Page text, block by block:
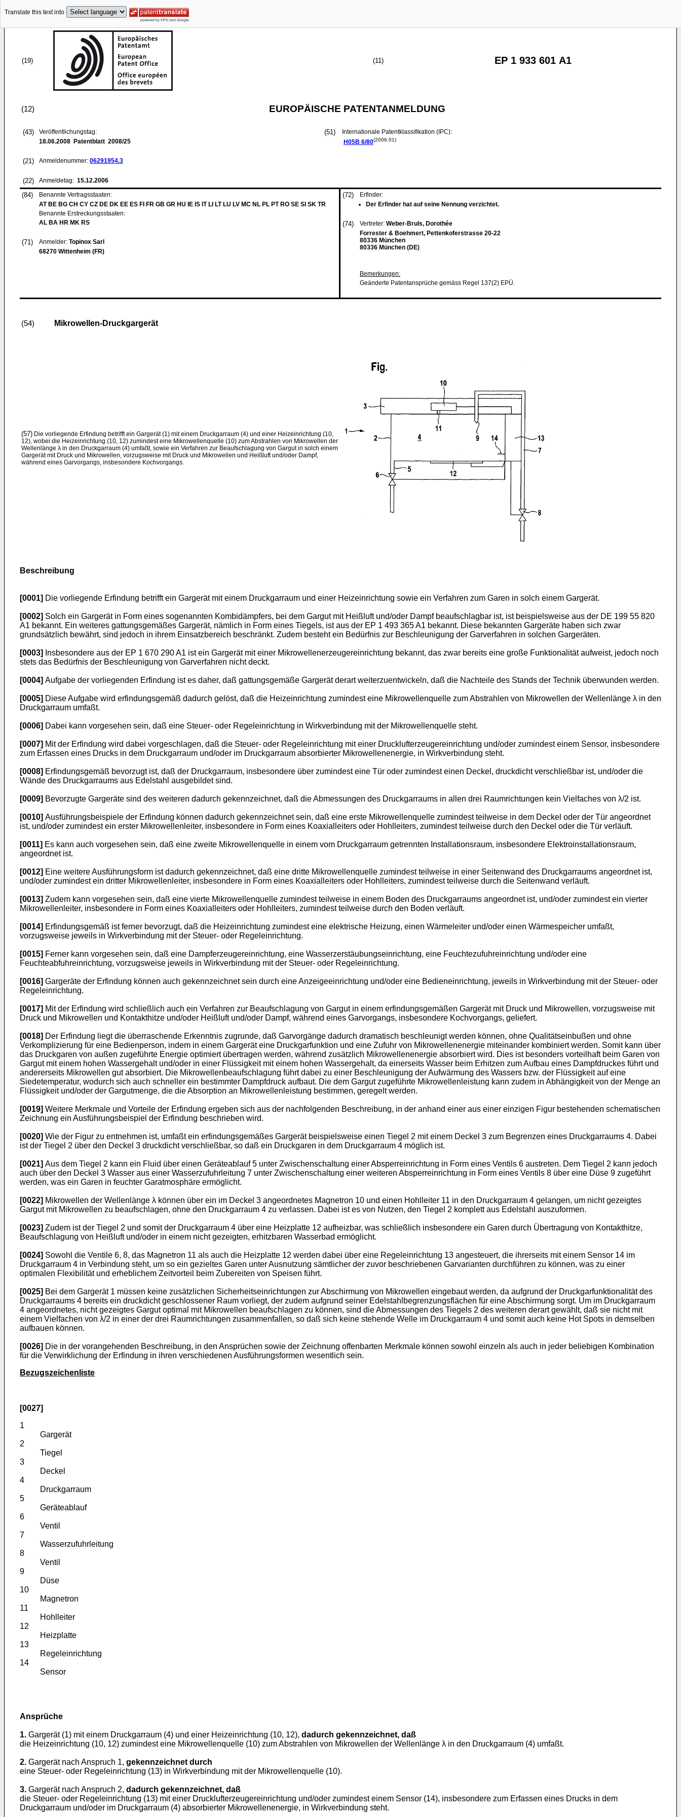
Translate this text into
(19) (11) EP 1 933 601 A1
(12) EUROPÄISCHE PATENTANMELDUNG
(43)
Veröffentlichungstag:
18.06.2008 Patentblatt 2008/25
(21) Anmeldenummer: 06291954.3
(22) Anmeldetag: 15.12.2006
(51)
Internationale Patentklassifikation (IPC):
H05B 6/80(2006.01)
(84)
Benannte Vertragsstaaten:
AT BE BG CH CY CZ DE DK EE ES FI FR GB GR HU IE IS IT LI LT LU LV MC NL PL PT RO SE SI SK TR
Benannte Erstreckungsstaaten:
AL BA HR MK RS
(71) Anmelder: Topinox Sarl
68270 Wittenheim (FR)
(72)
Erfinder:
Der Erfinder hat auf seine Nennung verzichtet.
(74) Vertreter: Weber-Bruls, Dorothée
Forrester & Boehmert, Pettenkoferstrasse 20-22
80336 München
80336 München (DE)
Bemerkungen:
Geänderte Patentansprüche gemäss Regel 137(2) EPÜ.
(54) Mikrowellen-Druckgargerät
(57) Die vorliegende Erfindung betrifft ein Gargerät (1) mit einem Druckgarraum (4) und einer Heizeinrichtung (10,
12), wobei die Heizeinrichtung (10, 12) zumindest eine Mikrowellenquelle (10) zum Abstrahlen von Mikrowellen der
Wellenlänge λ in den Druckgarraum (4) umfaßt, sowie ein Verfahren zur Beaufschlagung von Gargut in solch einem
Gargerät mit Druck und Mikrowellen, vorzugsweise mit Druck und Mikrowellen und Heißluft und/oder Dampf,
während eines Garvorgangs, insbesondere Kochvorgangs.
Beschreibung
[0001] Die vorliegende Erfindung betrifft ein Gargerät mit einem Druckgarraum und einer Heizeinrichtung sowie ein Verfahren zum Garen in solch einem Gargerät.
[0002] Solch ein Gargerät in Form eines sogenannten Kombidämpfers, bei dem Gargut mit Heißluft und/oder Dampf beaufschlagbar ist, ist beispielsweise aus der DE 199 55 820
A1 bekannt. Ein weiteres gattungsgemäßes Gargerät, nämlich in Form eines Tiegels, ist aus der EP 1 493 365 A1 bekannt. Diese bekannten Gargeräte haben sich zwar
grundsätzlich bewährt, sind jedoch in ihrem Einsatzbereich beschränkt. Zudem besteht ein Bedürfnis zur Beschleunigung der Garverfahren in solchen Gargeräten.
[0003] Insbesondere aus der EP 1 670 290 A1 ist ein Gargerät mit einer Mikrowellenerzeugereinrichtung bekannt, das zwar bereits eine große Funktionalität aufweist, jedoch noch
stets das Bedürfnis der Beschleunigung von Garverfahren nicht deckt.
[0004] Aufgabe der vorliegenden Erfindung ist es daher, daß gattungsgemäße Gargerät derart weiterzuentwickeln, daß die Nachteile des Stands der Technik überwunden werden.
[0005] Diese Aufgabe wird erfindungsgemäß dadurch gelöst, daß die Heizeinrichtung zumindest eine Mikrowellenquelle zum Abstrahlen von Mikrowellen der Wellenlänge λ in den
Druckgarraum umfaßt.
[0006] Dabei kann vorgesehen sein, daß eine Steuer- oder Regeleinrichtung in Wirkverbindung mit der Mikrowellenquelle steht.
[0007] Mit der Erfindung wird dabei vorgeschlagen, daß die Steuer- oder Regeleinrichtung mit einer Drucklufterzeugereinrichtung und/oder zumindest einem Sensor, insbesondere
zum Erfassen eines Drucks in dem Druckgarraum und/oder im Druckgarraum absorbierter Mikrowellenenergie, in Wirkverbindung steht.
[0008] Erfindungsgemäß bevorzugt ist, daß der Druckgarraum, insbesondere über zumindest eine Tür oder zumindest einen Deckel, druckdicht verschließbar ist, und/oder die
Wände des Druckgarraums aus Edelstahl ausgebildet sind.
[0009] Bevorzugte Gargeräte sind des weiteren dadurch gekennzeichnet, daß die Abmessungen des Druckgarraums in allen drei Raumrichtungen kein Vielfaches von λ/2 ist.
[0010] Ausführungsbeispiele der Erfindung können dadurch gekennzeichnet sein, daß eine erste Mikrowellenquelle zumindest teilweise in dem Deckel oder der Tür angeordnet
ist, und/oder zumindest ein erster Mikrowellenleiter, insbesondere in Form eines Koaxialleiters oder Hohlleiters, zumindest teilweise durch den Deckel oder die Tür verläuft.
[0011] Es kann auch vorgesehen sein, daß eine zweite Mikrowellenquelle in einem vom Druckgarraum getrennten Installationsraum, insbesondere Elektroinstallationsraum,
angeordnet ist.
[0012] Eine weitere Ausführungsform ist dadurch gekennzeichnet, daß eine dritte Mikrowellenquelle zumindest teilweise in einer Seitenwand des Druckgarraums angeordnet ist,
und/oder zumindest ein dritter Mikrowellenleiter, insbesondere in Form eines Koaxialleiters oder Hohlleiters, zumindest teilweise durch die Seitenwand verläuft.
[0013] Zudem kann vorgesehen sein, daß eine vierte Mikrowellenquelle zumindest teilweise in einem Boden des Druckgarraums angeordnet ist, und/oder zumindest ein vierter
Mikrowellenleiter, insbesondere in Form eines Koaxialleiters oder Hohlleiters, zumindest teilweise durch den Boden verläuft.
[0014] Erfindungsgemäß ist ferner bevorzugt, daß die Heizeinrichtung zumindest eine elektrische Heizung, einen Wärmeleiter und/oder einen Wärmespeicher umfaßt,
vorzugsweise jeweils in Wirkverbindung mit der Steuer- oder Regeleinrichtung.
[0015] Ferner kann vorgesehen sein, daß eine Dampferzeugereinrichtung, eine Wasserzerstäubungseinrichtung, eine Feuchtezufuhreinrichtung und/oder eine
Feuchteabfuhreinrichtung, vorzugsweise jeweils in Wirkverbindung mit der Steuer- oder Regeleinrichtung.
[0016] Gargeräte der Erfindung können auch gekennzeichnet sein durch eine Anzeigeeinrichtung und/oder eine Bedieneinrichtung, jeweils in Wirkverbindung mit der Steuer- oder
Regeleinrichtung.
[0017] Mit der Erfindung wird schließlich auch ein Verfahren zur Beaufschlagung von Gargut in einem erfindungsgemäßen Gargerät mit Druck und Mikrowellen, vorzugsweise mit
Druck und Mikrowellen und Kontakthitze und/oder Heißluft und/oder Dampf, während eines Garvorgangs, insbesondere Kochvorgangs, geliefert.
[0018] Der Erfindung liegt die überraschende Erkenntnis zugrunde, daß Garvorgänge dadurch dramatisch beschleunigt werden können, ohne Qualitätseinbußen und ohne
Verkomplizierung für eine Bedienperson, indem in einem Gargerät eine Druckgarfunktion und eine Zufuhr von Mikrowellenenergie miteinander kombiniert werden. Somit kann über
das Druckgaren von außen zugeführte Energie optimiert übertragen werden, während zusätzlich Mikrowellenenergie absorbiert wird. Dies ist besonders vorteilhaft beim Garen von
Gargut mit einem hohen Wassergehalt und/oder in einer Flüssigkeit mit einem hohen Wassergehalt, da einerseits Wasser beim Erhitzen zum Aufbau eines Dampfdruckes führt und
andererseits Mikrowellen gut absorbiert. Die Mikrowellenbeaufschlagung führt dabei zu einer Beschleunigung der Aufwärmung des Wassers bzw. der Flüssigkeit auf eine
Siedetemperatur, wodurch sich auch schneller ein bestimmter Dampfdruck aufbaut. Die dem Gargut zugeführte Mikrowellenleistung kann zudem in Abhängigkeit von der Menge an
Flüssigkeit und/oder der Gargutmenge, die die Absorption an Mikrowellenleistung bestimmen, geregelt werden.
[0019] Weitere Merkmale und Vorteile der Erfindung ergeben sich aus der nachfolgenden Beschreibung, in der anhand einer aus einer einzigen Figur bestehenden schematischen
Zeichnung ein Ausführungsbeispiel der Erfindung beschrieben wird.
[0020] Wie der Figur zu entnehmen ist, umfaßt ein erfindungsgemäßes Gargerät beispielsweise einen Tiegel 2 mit einem Deckel 3 zum Begrenzen eines Druckgarraums 4. Dabei
ist der Tiegel 2 über den Deckel 3 druckdicht verschließbar, so daß ein Druckgaren in dem Druckgarraum 4 möglich ist.
[0021] Aus dem Tiegel 2 kann ein Fluid über einen Geräteablauf 5 unter Zwischenschaltung einer Absperreinrichtung in Form eines Ventils 6 austreten. Dem Tiegel 2 kann jedoch
auch über den Deckel 3 Wasser aus einer Wasserzufuhrleitung 7 unter Zwischenschaltung einer weiteren Absperreinrichtung in Form eines Ventils 8 über eine Düse 9 zugeführt
werden, was ein Garen in feuchter Garatmosphäre ermöglicht.
[0022] Mikrowellen der Wellenlänge λ können über ein im Deckel 3 angeordnetes Magnetron 10 und einen Hohlleiter 11 in den Druckgarraum 4 gelangen, um nicht gezeigtes
Gargut mit Mikrowellen zu beaufschlagen, ohne den Druckgarraum 4 zu verlassen. Dabei ist es von Nutzen, den Tiegel 2 komplett aus Edelstahl auszuformen.
[0023] Zudem ist der Tiegel 2 und somit der Druckgarraum 4 über eine Heizplatte 12 aufheizbar, was schließlich insbesondere ein Garen durch Übertragung von Kontakthitze,
Beaufschlagung von Heißluft und/oder in einem nicht gezeigten, erhitzbaren Wasserbad ermöglicht.
[0024] Sowohl die Ventile 6, 8, das Magnetron 11 als auch die Heizplatte 12 werden dabei über eine Regeleinrichtung 13 angesteuert, die ihrerseits mit einem Sensor 14 im
Druckgarraum 4 in Verbindung steht, um so ein gezieltes Garen unter Ausnutzung sämtlicher der zuvor beschriebenen Garvarianten durchführen zu können, was zu einer
optimalen Flexibilität und erheblichem Zeitvorteil beim Zubereiten von Speisen führt.
[0025] Bei dem Gargerät 1 müssen keine zusätzlichen Sicherheitseinrichtungen zur Abschirmung von Mikrowellen eingebaut werden, da aufgrund der Druckgarfunktionalität des
Druckgarraums 4 bereits ein druckdicht geschlossener Raum vorliegt, der zudem aufgrund seiner Edelstahlbegrenzungsflächen für eine Abschirmung sorgt. Um im Druckgarraum
4 angeordnetes, nicht gezeigtes Gargut optimal mit Mikrowellen beaufschlagen zu können, sind die Abmessungen des Tiegels 2 des weiteren derart gewählt, daß sie nicht mit
einem Vielfachen von λ/2 in einer der drei Raumrichtungen zusammenfallen, so daß sich keine stehende Welle im Druckgarraum 4 und somit auch keine Hot Spots in demselben
aufbauen können.
[0026] Die in der vorangehenden Beschreibung, in den Ansprüchen sowie der Zeichnung offenbarten Merkmale können sowohl einzeln als auch in jeder beliebigen Kombination
für die Verwirklichung der Erfindung in ihren verschiedenen Ausführungsformen wesentlich sein.
Bezugszeichenliste
[0027]
1
Gargerät
2
Tiegel
3
Deckel
4
Druckgarraum
5
Geräteablauf
6
Ventil
7
Wasserzufuhrleitung
8
Ventil
9
Düse
10
Magnetron
11
Hohlleiter
12
Heizplatte
13
Regeleinrichtung
14
Sensor
Ansprüche
1. Gargerät (1) mit einem Druckgarraum (4) und einer Heizeinrichtung (10, 12), dadurch gekennzeichnet, daß
die Heizeinrichtung (10, 12) zumindest eine Mikrowellenquelle (10) zum Abstrahlen von Mikrowellen der Wellenlänge λ in den Druckgarraum (4) umfaßt.
2. Gargerät nach Anspruch 1, gekennzeichnet durch
eine Steuer- oder Regeleinrichtung (13) in Wirkverbindung mit der Mikrowellenquelle (10).
3. Gargerät nach Anspruch 2, dadurch gekennzeichnet, daß
die Steuer- oder Regeleinrichtung (13) mit einer Drucklufterzeugereinrichtung und/oder zumindest einem Sensor (14), insbesondere zum Erfassen eines Drucks in dem
Druckgarraum und/oder im Druckgarraum (4) absorbierter Mikrowellenenergie, in Wirkverbindung steht.